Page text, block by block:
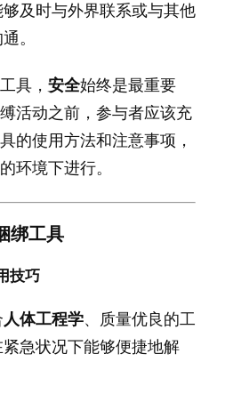
及时与外界联系或与其他
。
具， 安全始终是最重要
活动之前，参与者应该充
的使用方法和注意事项，
环境下进行。
绑工具
技巧
人体工程学、质量优良的工
急状况下能够便捷地解